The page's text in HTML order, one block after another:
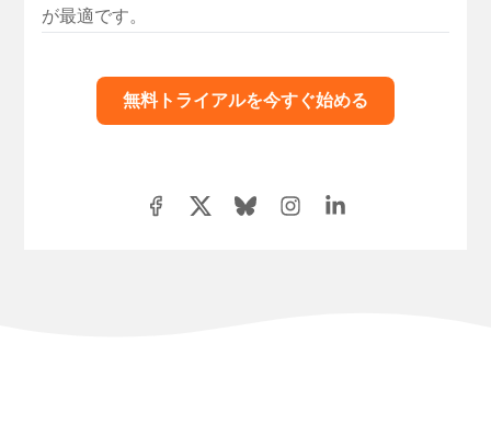
が最適です。
無料トライアルを今すぐ始める